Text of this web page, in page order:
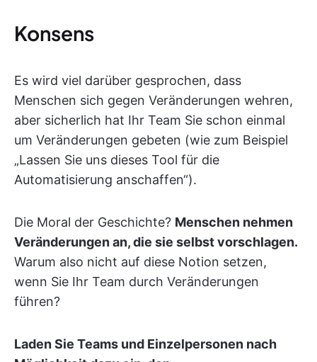
Konsens
Es wird viel darüber gesprochen, dass
Menschen sich gegen Veränderungen wehren,
aber sicherlich hat Ihr Team Sie schon einmal
um Veränderungen gebeten (wie zum Beispiel
„Lassen Sie uns dieses Tool für die
Automatisierung anschaffen“).
Die Moral der Geschichte? Menschen nehmen
Veränderungen an, die sie selbst vorschlagen.
Warum also nicht auf diese Notion setzen,
wenn Sie Ihr Team durch Veränderungen
führen?
Laden Sie Teams und Einzelpersonen nach